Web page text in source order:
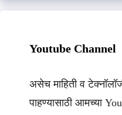
Youtube Channel
असेच माहिती व
पाहण्यासाठी आमच्या